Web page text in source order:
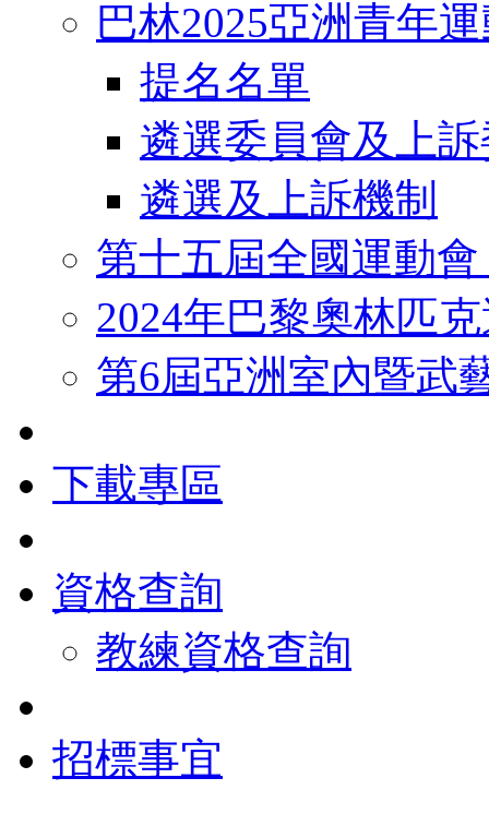
巴林2025亞洲青年
提名名單
遴選委員會及上
遴選及上訴機制
第十五屆全國運動
2024年巴黎奧林匹
第6屆亞洲室內暨武
下載專區
資格查詢
教練資格查詢
招標事宜